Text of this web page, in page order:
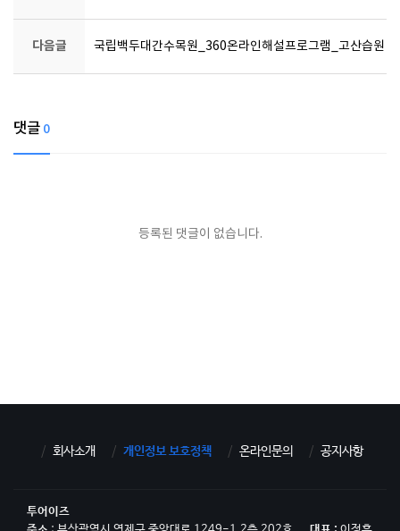
다음글 국립백두대간수목원_360온라인해설프로그램_고산습원
댓글 0
등록된 댓글이 없습니다.
회사소개 개인정보 보호정책 온라인문의 공지사항
투어이즈